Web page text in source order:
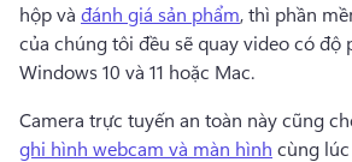
hộp và đánh giá sản phẩm, thì phần
của chúng tôi đều sẽ quay video có độ
Windows 10 và 11 hoặc Mac.
Camera trực tuyến an toàn này cũng
ghi hình webcam và màn hình cùng